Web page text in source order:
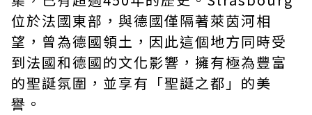
位於法國東部，與德國僅隔著萊茵河相
望，曾為德國領土，因此這個地方同時受
到法國和德國的文化影響，擁有極為豐富
的聖誕氛圍，並享有「聖誕之都」的美
譽。